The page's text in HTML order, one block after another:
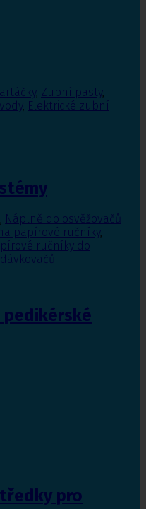
, Zubní pasty,
, Elektrické zubní
, Náplně do osvěžovačů
papírové ručníky,
ručníky do
pro